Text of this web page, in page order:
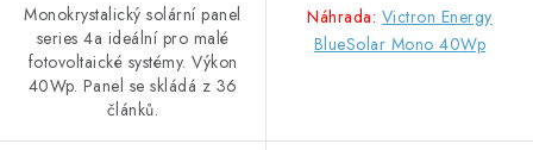
Monokrystalický solární panel
series 4a ideální pro malé
fotovoltaické systémy. Výkon
40Wp. Panel se skládá z 36
článků.
Náhrada: Victron Energy
BlueSolar Mono 40Wp